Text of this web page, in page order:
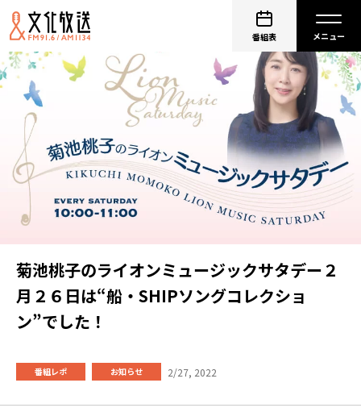
番組表
菊池桃子のライオンミュージックサタデー２
月２６日は“船・SHIPソングコレクショ
ン”でした！
番組レポ お知らせ 2/27, 2022